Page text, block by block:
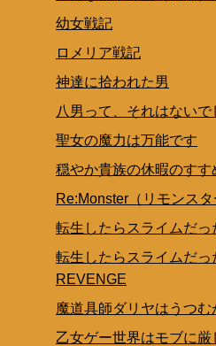
幼女戦記
ロメリア戦記
神達に拾われた男
八男って、それはないで
聖女の魔力は万能です
穏やか貴族の休暇のすす
Re:Monster（リモンスタ
転生したらスライムだっ
転生したらスライムだ
REVENGE
魔道具師ダリヤはうつむ
乙女ゲー世界はモブに厳